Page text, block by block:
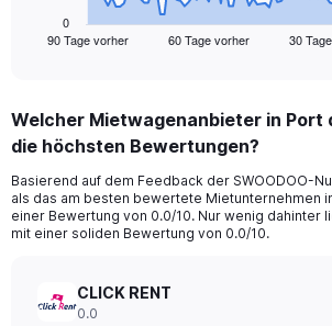
Range:
91
The
chart
has
axis
displaying
90 Tage vorher 60 Tage vorher 30
0
End
Welcher Mietwagenanbieter in Port
die höchsten Bewertungen?
Basierend auf dem Feedback der SWOODOO-
als das am besten bewertete Mietunternehmen
einer Bewertung von 0.0/10. Nur wenig dahinter
mit einer soliden Bewertung von 0.0/10.
CLICK RENT
0.0